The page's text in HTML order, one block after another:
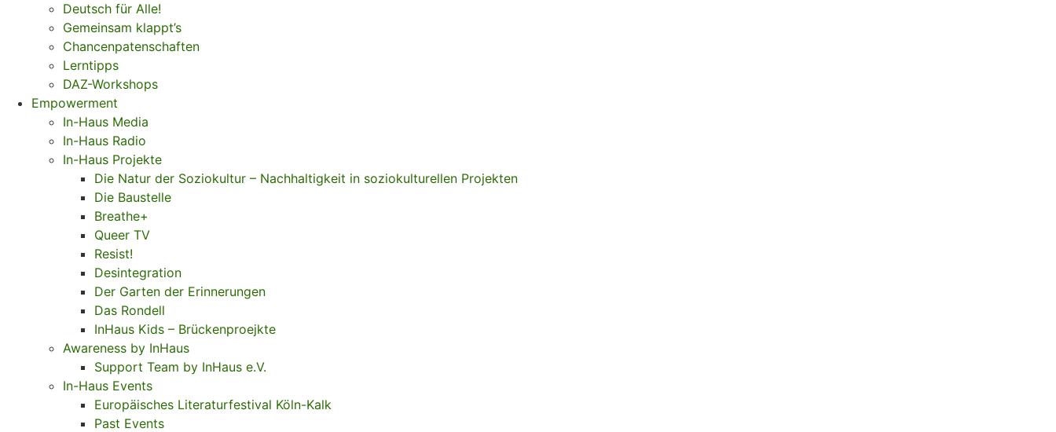
Deutsch für Alle!
Gemeinsam klappt’s
Chancenpatenschaften
Lerntipps
DAZ-Workshops
Empowerment
In-Haus Media
In-Haus Radio
In-Haus Projekte
Die Natur der Soziokultur – Nachhaltigkeit in soziokulturellen Projekten
Die Baustelle
Breathe+
Queer TV
Resist!
Desintegration
Der Garten der Erinnerungen
Das Rondell
InHaus Kids – Brückenproejkte
Awareness by InHaus
Support Team by InHaus e.V.
In-Haus Events
Europäisches Literaturfestival Köln-Kalk
Past Events